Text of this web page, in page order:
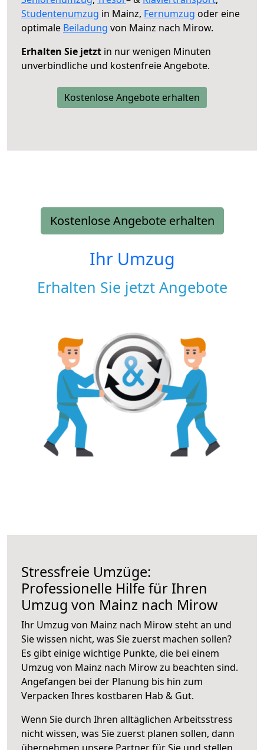
Studentenumzug in Mainz, Fernumzug oder eine
optimale Beiladung von Mainz nach Mirow.
Erhalten Sie jetzt in nur wenigen Minuten
unverbindliche und kostenfreie Angebote.
Kostenlose Angebote erhalten
Kostenlose Angebote erhalten
Ihr Umzug
Erhalten Sie jetzt Angebote
Stressfreie Umzüge:
Professionelle Hilfe für Ihren
Umzug von Mainz nach Mirow
Ihr Umzug von Mainz nach Mirow steht an und
Sie wissen nicht, was Sie zuerst machen sollen?
Es gibt einige wichtige Punkte, die bei einem
Umzug von Mainz nach Mirow zu beachten sind.
Angefangen bei der Planung bis hin zum
Verpacken Ihres kostbaren Hab & Gut.
Wenn Sie durch Ihren alltäglichen Arbeitsstress
nicht wissen, was Sie zuerst planen sollen, dann